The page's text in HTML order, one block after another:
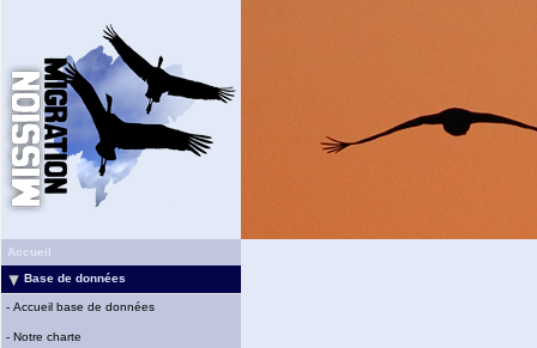
Accueil
Base de données
- Accueil base de données
- Notre charte